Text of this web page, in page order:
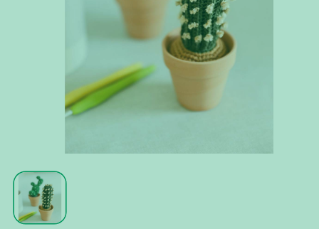
le
média
1
dans
une
fenêtre